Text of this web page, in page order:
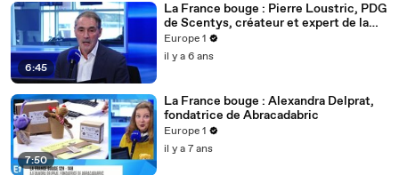
6:45
La France bouge : Pierre Loustric, PDG
de Scentys, créateur et expert de la
diffusion de parfum dans l'air
Europe 1
il y a 6 ans
7:50
La France bouge : Alexandra Delprat,
fondatrice de Abracadabric
Europe 1
il y a 7 ans